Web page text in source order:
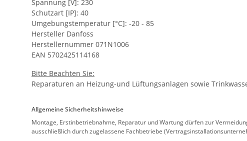
Spannung [V]: 230
Schutzart [IP]: 40
Umgebungstemperatur [°C]: -20 - 85
Hersteller Danfoss
Herstellernummer 071N1006
EAN 5702425114168
Bitte Beachten Sie:
Reparaturen an Heizung-und Lüftungsanlagen sowie
Allgemeine Sicherheitshinweise
Montage, Erstinbetriebnahme, Reparatur und Wartung dürfen zur
ausschließlich durch zugelassene Fachbetriebe